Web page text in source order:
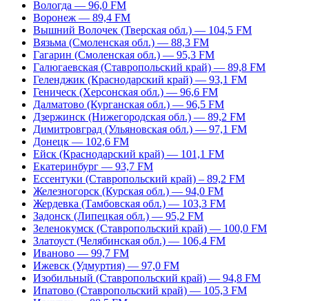
Вологда — 96,0 FM
Воронеж — 89,4 FM
Вышний Волочек (Тверская обл.) — 104,5 FM
Вязьма (Смоленская обл.) — 88,3 FM
Гагарин (Смоленская обл.) — 95,3 FM
Галюгаевская (Ставропольский край) — 89,8 FM
Геленджик (Краснодарский край) — 93,1 FM
Геническ (Херсонская обл.) — 96,6 FM
Далматово (Курганская обл.) — 96,5 FM
Дзержинск (Нижегородская обл.) — 89,2 FM
Димитровград (Ульяновская обл.) — 97,1 FM
Донецк — 102,6 FM
Ейск (Краснодарский край) — 101,1 FM
Екатеринбург — 93,7 FM
Ессентуки (Ставропольский край) – 89,2 FM
Железногорск (Курская обл.) — 94,0 FM
Жердевка (Тамбовская обл.) — 103,3 FM
Задонск (Липецкая обл.) — 95,2 FM
Зеленокумск (Ставропольский край) — 100,0 FM
Златоуст (Челябинская обл.) — 106,4 FM
Иваново — 99,7 FM
Ижевск (Удмуртия) — 97,0 FM
Изобильный (Ставропольский край) — 94,8 FM
Ипатово (Ставропольский край) — 105,3 FM